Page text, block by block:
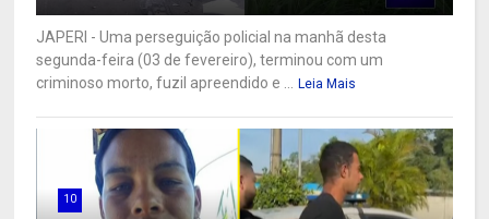
JAPERI - Uma perseguição policial na manhã desta
segunda-feira (03 de fevereiro), terminou com um
criminoso morto, fuzil apreendido e ...
Leia Mais
10